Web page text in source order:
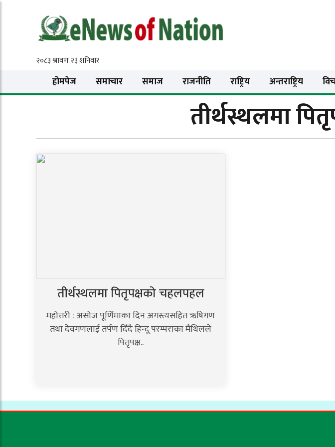
होमपेज समाचार समाज राजनीति राष्ट्रिय अन्तराष्ट्रिय
तीर्थस्थलमा
तीर्थस्थलमा पितृपक्षको चहलपहल
महोत्तरी : असोज पूर्णिमाका दिन अगस्त्यसहित ऋषिगण
तथा देवगणलाई तर्पण दिँदै हिन्दू परम्पराका मैथिलले
पितृपक्ष..